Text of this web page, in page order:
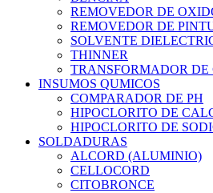
REMOVEDOR DE
REMOVEDOR DE
SOLVENTE
THINNER
TRANSFORMADOR DE
INSUMOS QUMICOS
COMPARADOR DE PH
HIPOCLORITO DE
HIPOCLORITO DE
SOLDADURAS
ALCORD (ALUMINIO)
CELLOCORD
CITOBRONCE